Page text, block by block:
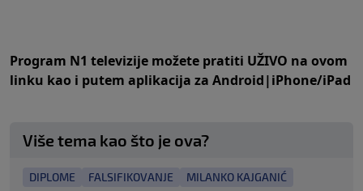
Program N1 televizije možete pratiti UŽIVO na ovom
linku kao i putem aplikacija za Android|iPhone/iPad
Više tema kao što je ova?
DIPLOME FALSIFIKOVANJE MILANKO KAJGANIĆ